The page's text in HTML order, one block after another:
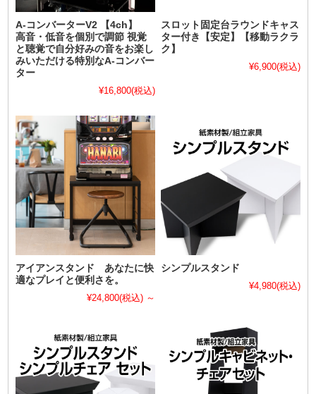
A-コンバーターV2 【4ch】
高音・低音を個別で調節 視覚
と聴覚で自分好みの音をお楽し
みいただける特別なA-コンバー
ター
¥16,800(税込)
スロット固定台ラウンドキャス
ター付き【安定】【移動ラクラ
ク】
¥6,900(税込)
アイアンスタンド あなたに快
適なプレイと便利さを。
¥24,800(税込) ～
シンプルスタンド
¥4,980(税込)